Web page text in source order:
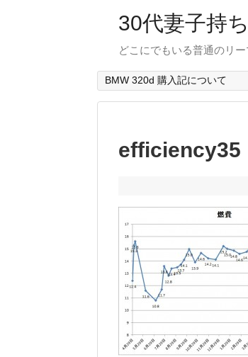
30代妻子持
どこにでもいる普通のリ
BMW 320d 購入記について
efficiency35